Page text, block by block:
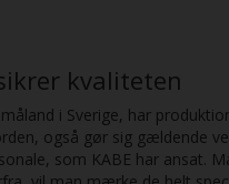
kvaliteten
i Sverige, har
også gør sig gældende
som KABE har ansat.